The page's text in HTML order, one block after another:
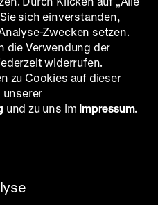
Mihyi ein
eröffnete das Feuer. Er
Stewardess und
auch mich. Die
übernahm die
Ein Jahr später trat
im Prozess gegen Mihyi.
verurteilt. 22 Jahre
›meinem‹ Terroristen zu
mit dem Mann,
wollte seine Motive
ich Fahad Mihyi in
alleine und verlassen.
die ›PFLP‹ hatten sich
sich einverstanden,
Zwecken setzen.
die Verwendung der
widerrufen.
zu Cookies auf dieser
unserer
und zu uns im Impressum.